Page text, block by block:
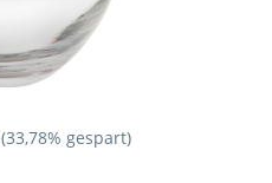
(33,78% gespart)